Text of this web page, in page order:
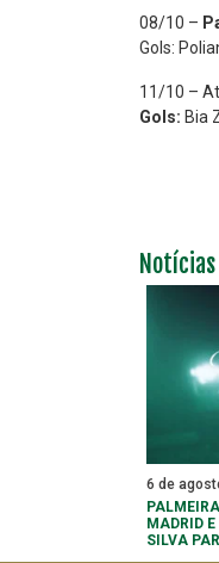
08/10 –
Gols:
11/10 –
Gols: Bia
6 de
MADRID
SILVA